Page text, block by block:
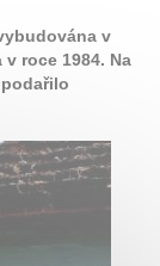
v
roce 1984. Na